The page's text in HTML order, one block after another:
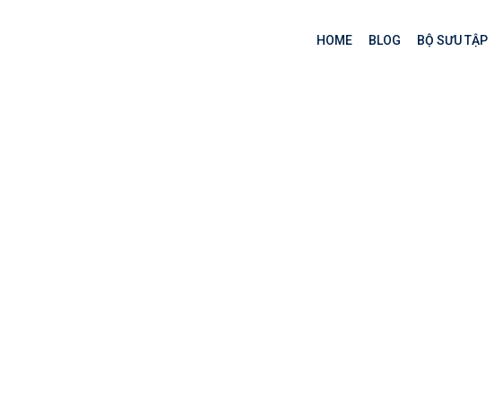
HOME BLOG BỘ SƯU TẬP